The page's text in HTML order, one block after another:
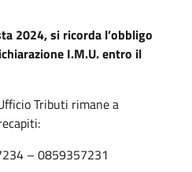
2024, si ricorda l’obbligo
I.M.U. entro il
Tributi rimane a
– 0859357231